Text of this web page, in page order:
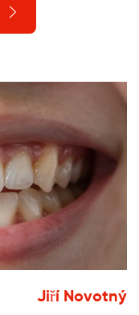
Jiří Novotný